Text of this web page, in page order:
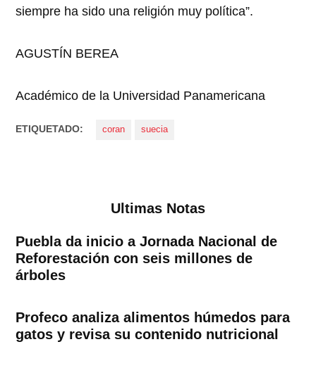
siempre ha sido una religión muy política”.
AGUSTÍN BEREA
Académico de la Universidad Panamericana
ETIQUETADO: coran suecia
Ultimas Notas
Puebla da inicio a Jornada Nacional de
Reforestación con seis millones de
árboles
Profeco analiza alimentos húmedos para
gatos y revisa su contenido nutricional